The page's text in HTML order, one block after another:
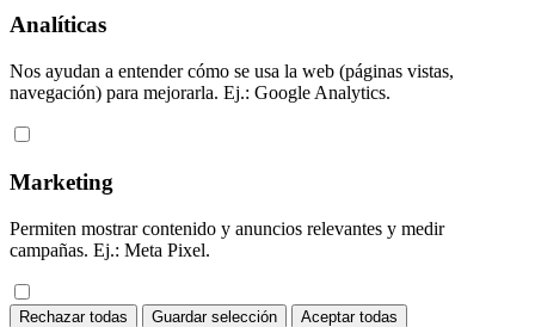
Analíticas
Nos ayudan a entender cómo se usa la web (páginas vistas,
navegación) para mejorarla. Ej.: Google Analytics.
Marketing
Permiten mostrar contenido y anuncios relevantes y medir
campañas. Ej.: Meta Pixel.
Rechazar todas Guardar selección Aceptar todas